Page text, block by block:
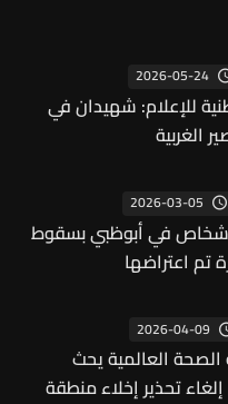
2026-05-24
للإعلام: شهيدان في
الغربية
2026-03-05
في أبوظبي بسقوط
تم اعتراضها
2026-04-09
العالمية يحث
تحذير إخلاء منطقة